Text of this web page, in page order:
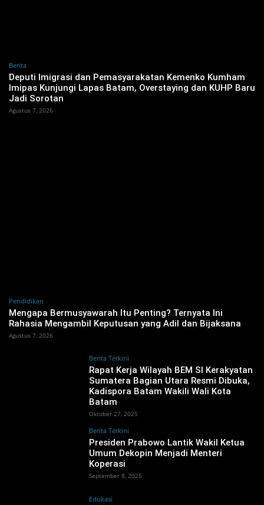
Berita
‎Deputi Imigrasi dan Pemasyarakatan Kemenko Kumham
Imipas Kunjungi Lapas Batam, Overstaying dan KUHP Baru
Jadi Sorotan
Agustus 7, 2026
Pendidikan
Mengapa Bermusyawarah Itu Penting? Ternyata Ini
Rahasia Mengambil Keputusan yang Adil dan Bijaksana
Agustus 7, 2026
Berita Terkini
Rapat Kerja Wilayah BEM SI Kerakyatan
Sumatera Bagian Utara Resmi Dibuka,
Kadispora Batam Wakili Wali Kota
Batam
Oktober 27, 2025
Berita Terkini
Presiden Prabowo Lantik Wakil Ketua
Umum Dekopin Menjadi Menteri
Koperasi
September 8, 2025
Edukasi